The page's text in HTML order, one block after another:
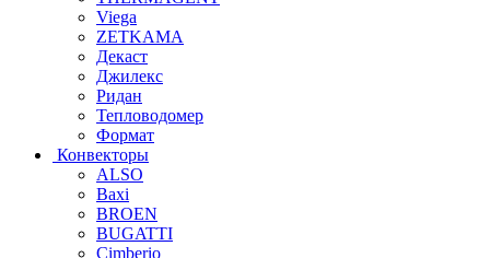
Viega
ZETKAMA
Декаст
Джилекс
Ридан
Тепловодомер
Формат
Конвекторы
ALSO
Baxi
BROEN
BUGATTI
Cimberio